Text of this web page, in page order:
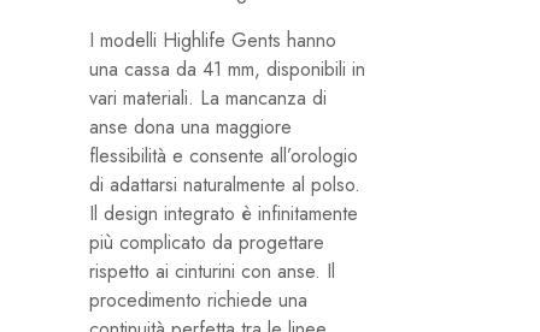
I modelli Highlife Gents hanno
una cassa da 41 mm, disponibili in
vari materiali. La mancanza di
anse dona una maggiore
flessibilità e consente all’orologio
di adattarsi naturalmente al polso.
Il design integrato è infinitamente
più complicato da progettare
rispetto ai cinturini con anse. Il
procedimento richiede una